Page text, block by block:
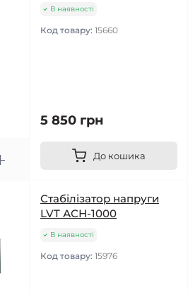
В наявності
Код товару: 15660
5 850 грн
До кошика
Стабілізатор напруги
LVT АСН-1000
В наявності
Код товару: 15976